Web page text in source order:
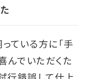
ている方に「手
んでいただくた